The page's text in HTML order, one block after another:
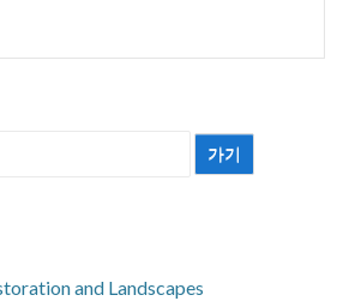
and Landscapes